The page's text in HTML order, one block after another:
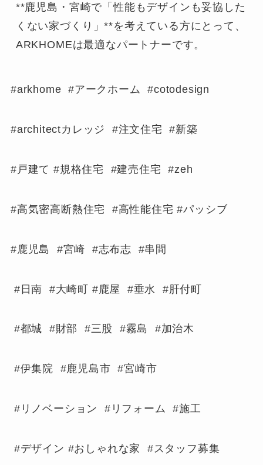
**鹿児島・宮崎で「性能もデザインも妥協した
くない家づくり」**を考えている方にとって、
ARKHOMEは最適なパートナーです。
#arkhome #アークホーム #cotodesign
#architectカレッジ #注文住宅 #新築
#戸建て #規格住宅 #建売住宅 #zeh
#高気密高断熱住宅 #高性能住宅 #パッシブ
#鹿児島 #宮崎 #志布志 #串間
#日南 #大崎町 #鹿屋 #垂水 #肝付町
#都城 #財部 #三股 #霧島 #加治木
#伊集院 #鹿児島市 #宮崎市
#リノベーション #リフォーム #施工
#デザイン #おしゃれな家 #スタッフ募集